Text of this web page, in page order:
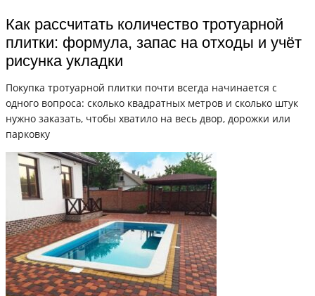
Как рассчитать количество тротуарной
плитки: формула, запас на отходы и учёт
рисунка укладки
Покупка тротуарной плитки почти всегда начинается с
одного вопроса: сколько квадратных метров и сколько штук
нужно заказать, чтобы хватило на весь двор, дорожки или
парковку